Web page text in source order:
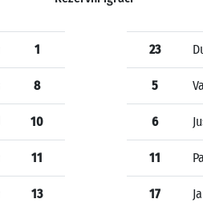
1
8
10
11
13
23
5
6
11
17